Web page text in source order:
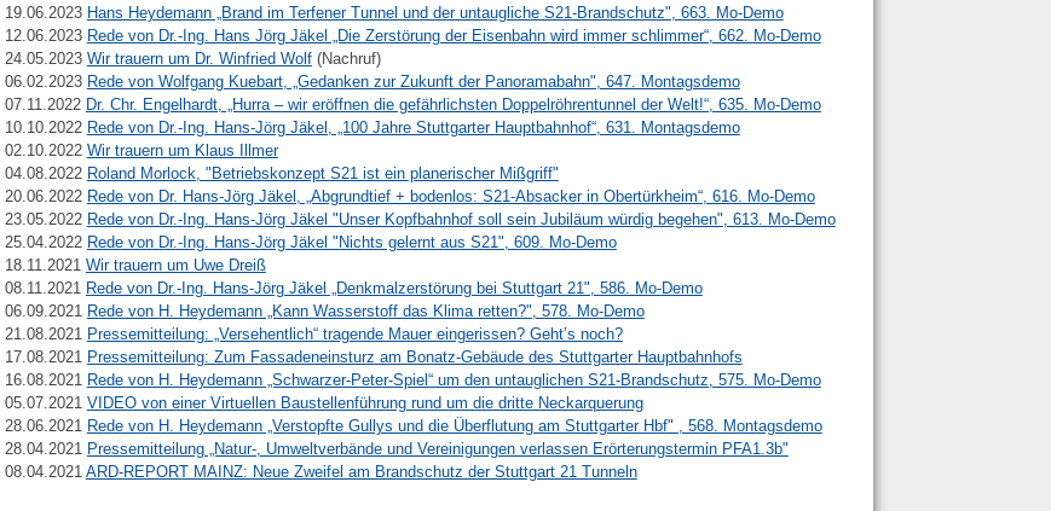
19.06.2023 Hans Heydemann „Brand im Terfener Tunnel und der untaugliche S21-Brandschutz", 663. Mo-Demo
12.06.2023 Rede von Dr.-Ing. Hans Jörg Jäkel „Die Zerstörung der Eisenbahn wird immer schlimmer“, 662. Mo-Demo
24.05.2023 Wir trauern um Dr. Winfried Wolf(Nachruf)
06.02.2023 Rede von Wolfgang Kuebart, „Gedanken zur Zukunft der Panoramabahn", 647. Montagsdemo
07.11.2022 Dr. Chr. Engelhardt, „Hurra – wir eröffnen die gefährlichsten Doppelröhrentunnel der Welt!“, 635. Mo-Demo
10.10.2022 Rede von Dr.-Ing. Hans-Jörg Jäkel, „100 Jahre Stuttgarter Hauptbahnhof“, 631. Montagsdemo
02.10.2022 Wir trauern um Klaus Illmer
04.08.2022 Roland Morlock, "Betriebskonzept S21 ist ein planerischer Mißgriff"
20.06.2022 Rede von Dr. Hans-Jörg Jäkel, „Abgrundtief + bodenlos: S21-Absacker in Obertürkheim“, 616. Mo-Demo
23.05.2022 Rede von Dr.-Ing. Hans-Jörg Jäkel "Unser Kopfbahnhof soll sein Jubiläum würdig begehen", 613. Mo-Demo
25.04.2022 Rede von Dr.-Ing. Hans-Jörg Jäkel "Nichts gelernt aus S21", 609. Mo-Demo
18.11.2021 Wir trauern um Uwe Dreiß
08.11.2021 Rede von Dr.-Ing. Hans-Jörg Jäkel „Denkmalzerstörung bei Stuttgart 21", 586. Mo-Demo
06.09.2021 Rede von H. Heydemann „Kann Wasserstoff das Klima retten?", 578. Mo-Demo
21.08.2021 Pressemitteilung: „Versehentlich“ tragende Mauer eingerissen? Geht’s noch?
17.08.2021 Pressemitteilung: Zum Fassadeneinsturz am Bonatz-Gebäude des Stuttgarter Hauptbahnhofs
16.08.2021 Rede von H. Heydemann „Schwarzer-Peter-Spiel“ um den untauglichen S21-Brandschutz, 575. Mo-Demo
05.07.2021 VIDEO von einer Virtuellen Baustellenführung rund um die dritte Neckarquerung
28.06.2021 Rede von H. Heydemann „Verstopfte Gullys und die Überflutung am Stuttgarter Hbf" , 568. Montagsdemo
28.04.2021 Pressemitteilung „Natur-, Umweltverbände und Vereinigungen verlassen Erörterungstermin PFA1.3b"
08.04.2021 ARD-REPORT MAINZ: Neue Zweifel am Brandschutz der Stuttgart 21 Tunneln